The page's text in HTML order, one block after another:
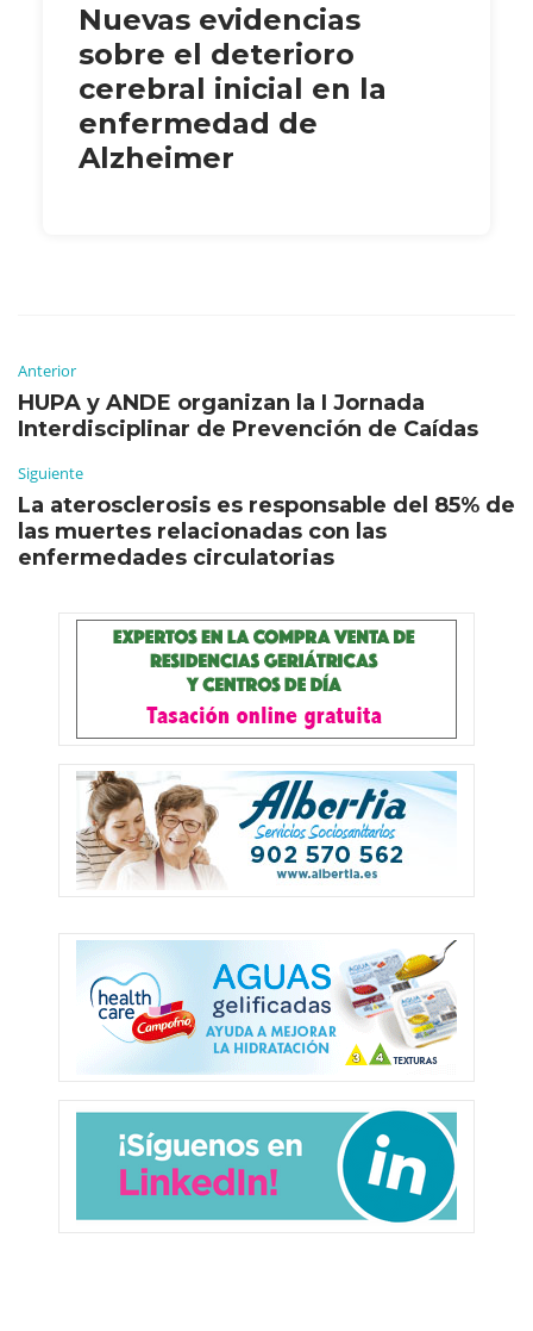
Nuevas evidencias
sobre el deterioro
cerebral inicial en la
enfermedad de
Alzheimer
Anterior
HUPA y ANDE organizan la I Jornada
Interdisciplinar de Prevención de Caídas
Siguiente
La aterosclerosis es responsable del 85% de
las muertes relacionadas con las
enfermedades circulatorias